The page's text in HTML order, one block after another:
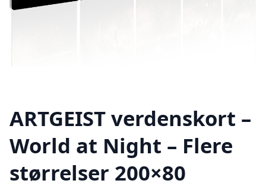
ARTGEIST verdenskort –
World at Night – Flere
størrelser 200×80